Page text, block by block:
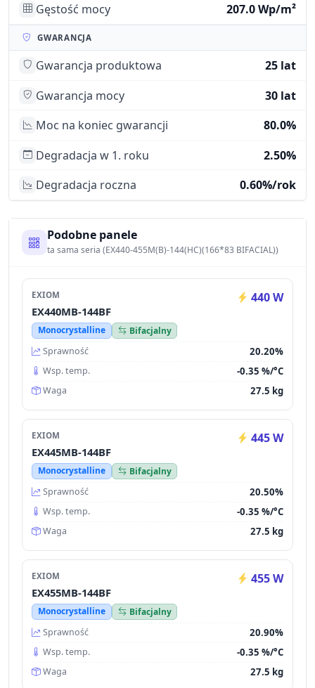
Gęstość mocy
207.0 Wp/m²
GWARANCJA
Gwarancja produktowa
25 lat
Gwarancja mocy
30 lat
Moc na koniec gwarancji
80.0%
Degradacja w 1. roku
2.50%
Degradacja roczna
0.60%/rok
Podobne panele
ta sama seria (EX440-455M(B)-144(HC)(166*83 BIFACIAL))
EXIOM 440 W
EX440MB-144BF
Monocrystalline
Bifacjalny
Sprawność
20.20%
Wsp. temp. -0.35 %/°C
Waga 27.5 kg
EXIOM 445 W
EX445MB-144BF
Monocrystalline
Bifacjalny
Sprawność
20.50%
Wsp. temp. -0.35 %/°C
Waga 27.5 kg
EXIOM 455 W
EX455MB-144BF
Monocrystalline
Bifacjalny
Sprawność
20.90%
Wsp. temp. -0.35 %/°C
Waga 27.5 kg